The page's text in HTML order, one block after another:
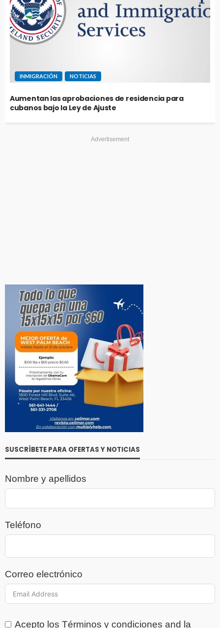
INMIGRACIÓN NOTICIAS
Aumentan las aprobaciones de residencia para
cubanos bajo la Ley de Ajuste
Advertisement
SUSCRÍBETE PARA OFERTAS Y NOTICIAS
Nombre y apellidos
Teléfono
Correo electrónico
Acepto los Términos y condiciones and la